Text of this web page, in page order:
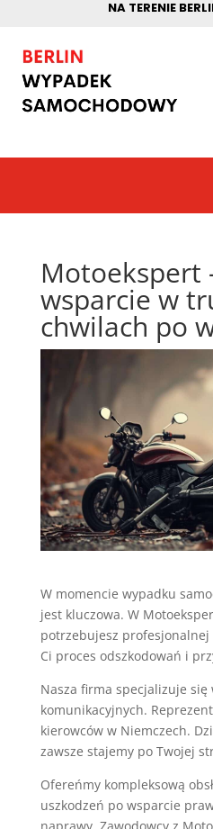
NA TERENIE
Motoekspert
wsparcie w
chwilach po
W momencie wypadku
jest kluczowa. W
potrzebujesz profesjonalnej
Ci proces odszkodowań i
Nasza firma specjalizuje
komunikacyjnych.
kierowców w Niemczech.
zawsze stajemy po Twojej
Ofereńmy kompleksową
uszkodzeń po wsparcie
naprawy. Zawodowcy z